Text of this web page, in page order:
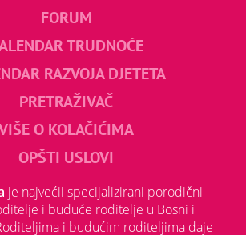
FORUM
TRUDNOĆE
RAZVOJA DJETETA
PRETRAŽIVAČ
O KOLAČIĆIMA
OPŠTI USLOVI
je najvećii specijalizirani porodični
i buduće roditelje u Bosni i
i budućim roditeljima daje